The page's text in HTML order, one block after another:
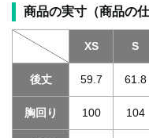
商品の実寸（商品の
XS S
後丈 59.7 61.8
胸回り 100 104